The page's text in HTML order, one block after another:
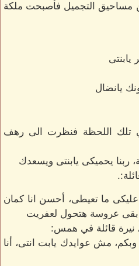
مساحيق التجميل فأصبحت ملكة
يانضال
تلك اللحظة فنظرت الى رهف
يحميكى يابنتى ويسعدك
عليكى ما تعيطى، أحسن انا كمان
عروسة هتحول لعفريت
قائلة في همس:
مش عوايدك يابت انتى، أنا